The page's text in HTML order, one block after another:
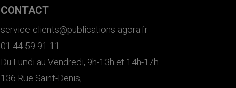
CONTACT
service-clients@publications-agora.fr
01 44 59 91 11
Du Lundi au Vendredi, 9h-13h et 14h-17h
136 Rue Saint-Denis,